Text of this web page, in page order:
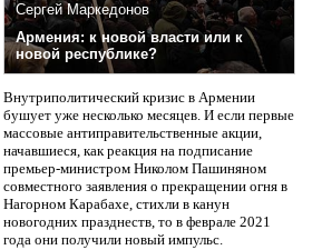
Сергей Маркедонов
Армения: к новой власти или к
новой республике?
Внутриполитический кризис в Армении
бушует уже несколько месяцев. И если первые
массовые антиправительственные акции,
начавшиеся, как реакция на подписание
премьер-министром Николом Пашиняном
совместного заявления о прекращении огня в
Нагорном Карабахе, стихли в канун
новогодних празднеств, то в феврале 2021
года они получили новый импульс.